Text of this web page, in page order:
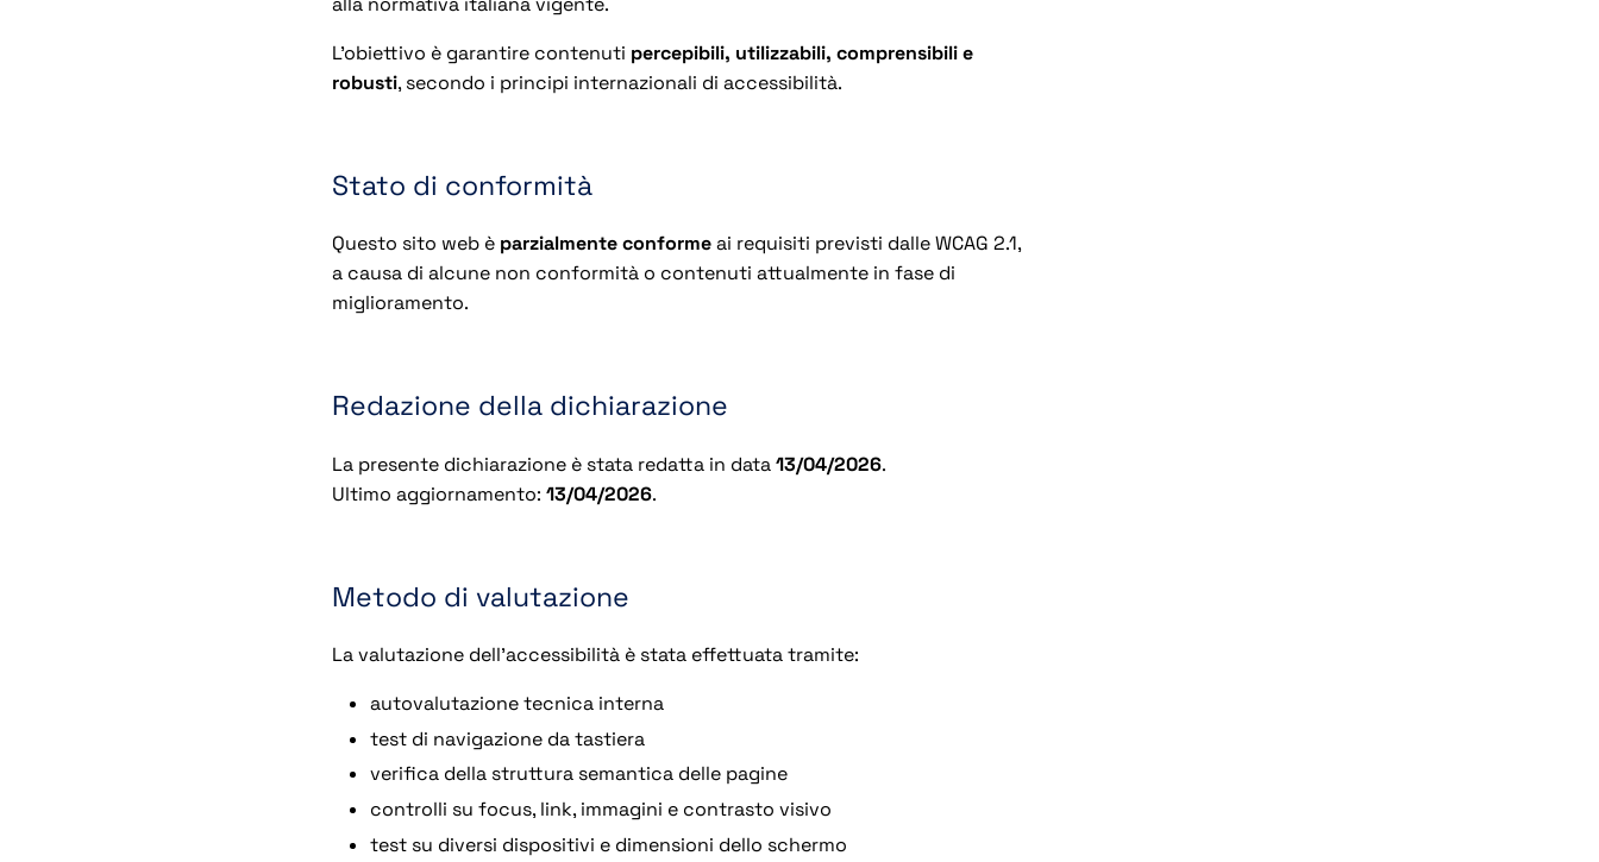
L’obiettivo è garantire contenuti percepibili, utilizzabili, comprensibili e
robusti, secondo i principi internazionali di accessibilità.
Stato di conformità
Questo sito web è parzialmente conformeai requisiti previsti dalle WCAG 2.1,
a causa di alcune non conformità o contenuti attualmente in fase di
miglioramento.
Redazione della dichiarazione
La presente dichiarazione è stata redatta in data13/04/2026.
Ultimo aggiornamento: 13/04/2026.
Metodo di valutazione
La valutazione dell’accessibilità è stata effettuata tramite:
autovalutazione tecnica interna
test di navigazione da tastiera
verifica della struttura semantica delle pagine
controlli su focus, link, immagini e contrasto visivo
test su diversi dispositivi e dimensioni dello schermo